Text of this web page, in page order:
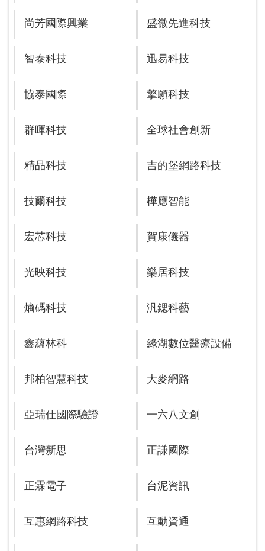
尚芳國際興業 盛微先進科技
智泰科技 迅易科技
協泰國際 擎願科技
群暉科技 全球社會創新
精品科技 吉的堡網路科技
技爾科技 樺應智能
宏芯科技 賀康儀器
光映科技 樂居科技
熵碼科技 汎鍶科藝
鑫蘊林科 綠湖數位醫療設備
邦柏智慧科技 大麥網路
亞瑞仕國際驗證 一六八文創
台灣新思 正謙國際
正霖電子 台泥資訊
互惠網路科技 互動資通